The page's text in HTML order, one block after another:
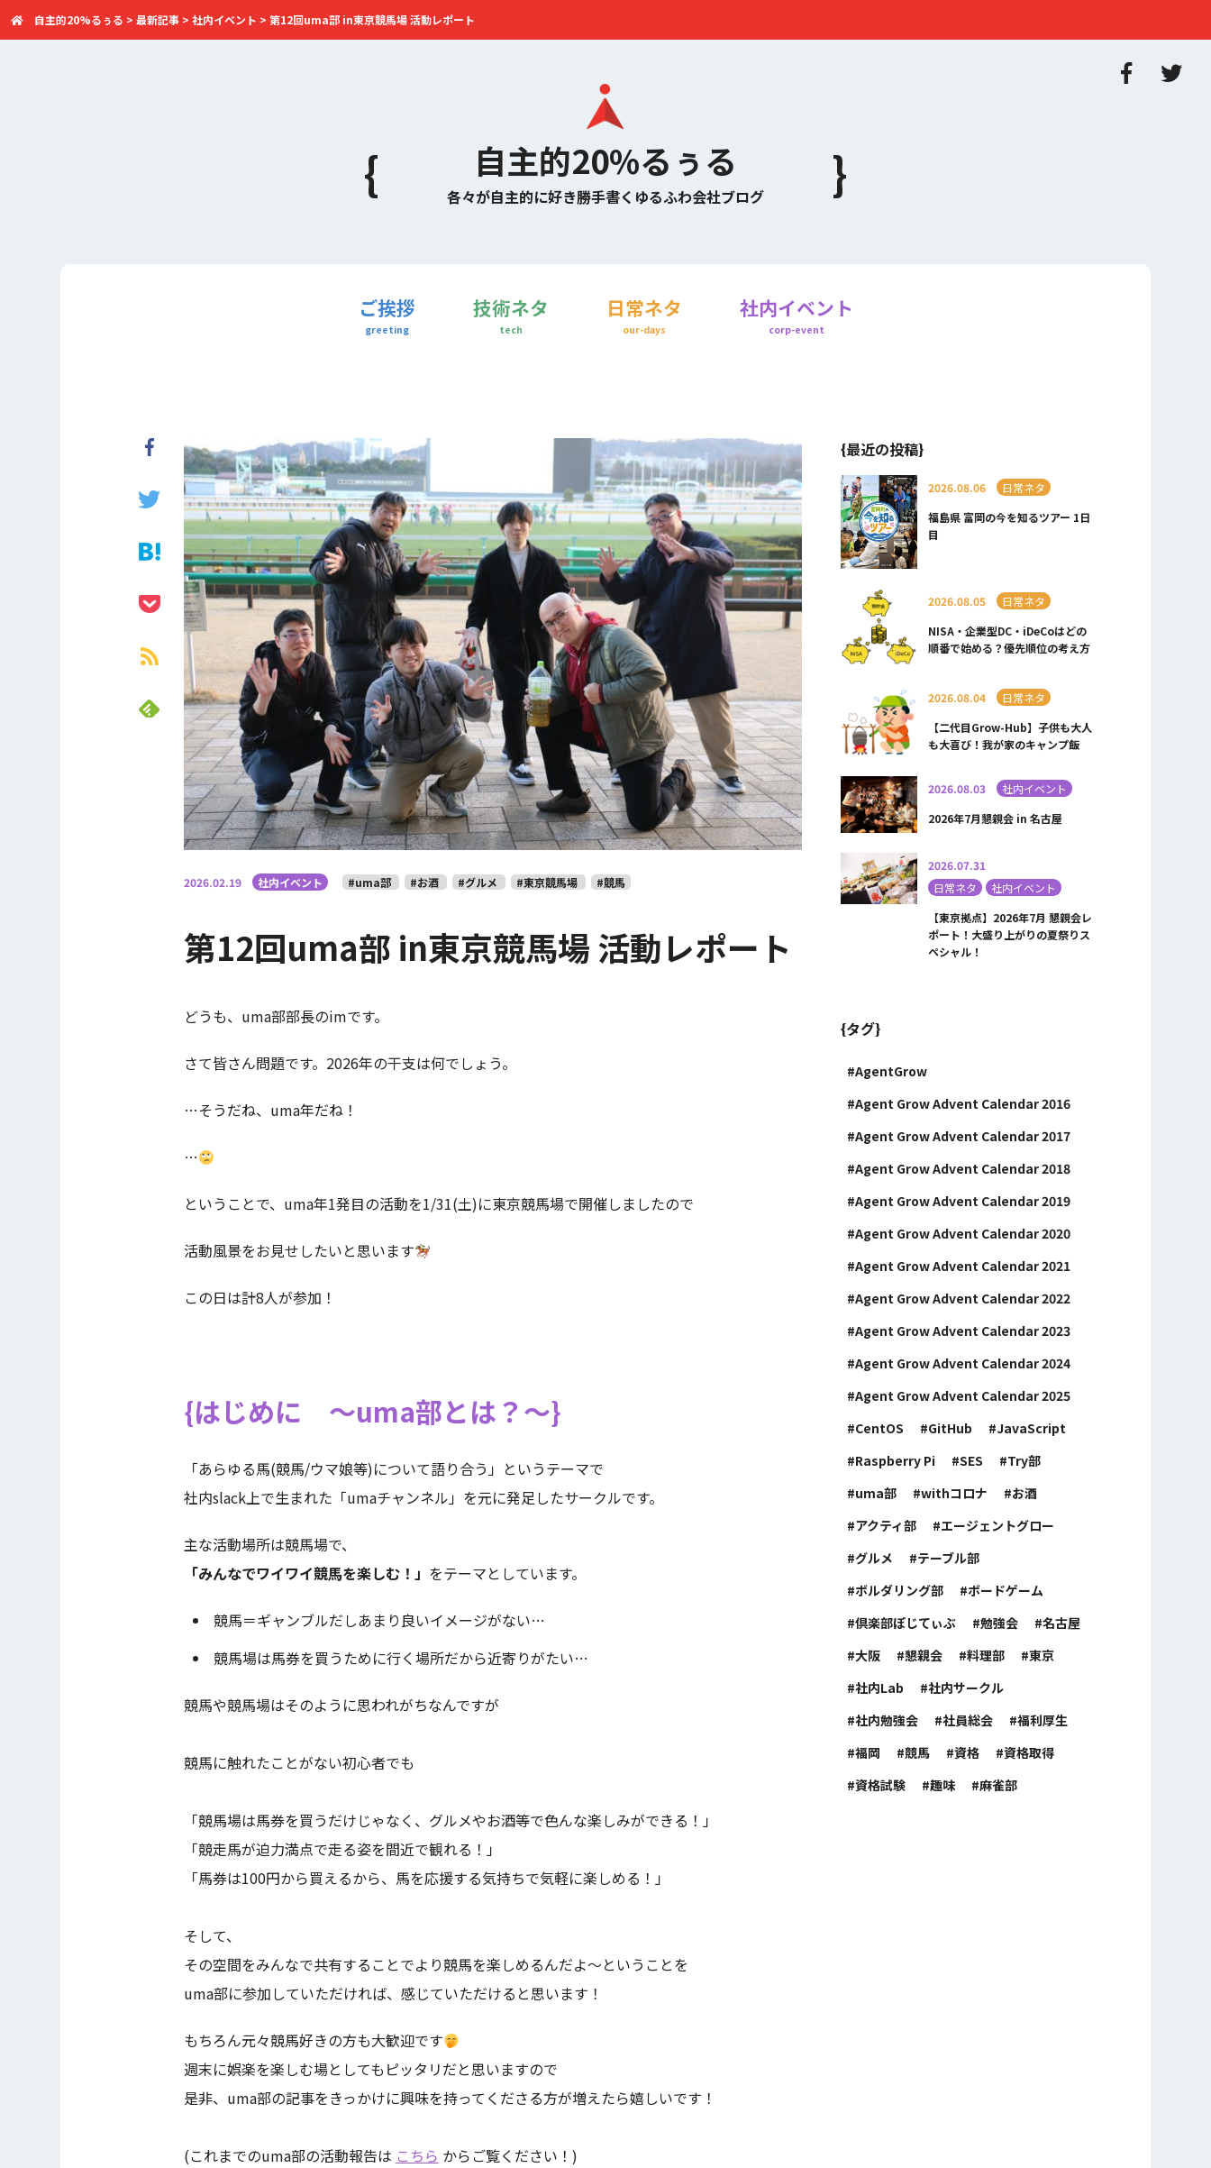
自主的20%るぅる
各々が自主的に好き勝手書くゆるふわ会社ブログ
自主的20%るぅる > 最新記事 > 社内イベント > 第12回uma部 in東京競馬場 活動レポート
ご挨拶
greeting
技術ネタ
tech
日常ネタ
our-days
社内イベント
corp-event
2026.02.19 社内イベント #uma部 #お酒 #グルメ #東京競馬場 #競馬
第12回uma部 in東京競馬場 活動レポート
どうも、uma部部長のimです。
さて皆さん問題です。2026年の干支は何でしょう。
…そうだね、uma年だね！
…
ということで、uma年1発目の活動を1/31(土)に東京競馬場で開催しましたので
活動風景をお見せしたいと思います
この日は計8人が参加！
はじめに ～uma部とは？～
「あらゆる馬(競馬/ウマ娘等)について語り合う」というテーマで
社内slack上で生まれた「umaチャンネル」を元に発足したサークルです。
主な活動場所は競馬場で、
「みんなでワイワイ競馬を楽しむ！」 をテーマとしています。
競馬＝ギャンブルだしあまり良いイメージがない…
競馬場は馬券を買うために行く場所だから近寄りがたい…
競馬や競馬場はそのように思われがちなんですが
競馬に触れたことがない初心者でも
「競馬場は馬券を買うだけじゃなく、グルメやお酒等で色んな楽しみができる！」
「競走馬が迫力満点で走る姿を間近で観れる！」
「馬券は100円から買えるから、馬を応援する気持ちで気軽に楽しめる！」
そして、
その空間をみんなで共有することでより競馬を楽しめるんだよ～ということを
uma部に参加していただければ、感じていただけると思います！
もちろん元々競馬好きの方も大歓迎です
週末に娯楽を楽しむ場としてもピッタリだと思いますので
是非、uma部の記事をきっかけに興味を持ってくださる方が増えたら嬉しいです！
(これまでのuma部の活動報告は こちら からご覧ください！)
{最近の投稿}
2026.08.06
日常ネタ
福島県 富岡の今を知るツアー 1日
目
2026.08.05
日常ネタ
NISA・企業型DC・iDeCoはどの
順番で始める？優先順位の考え方
2026.08.04
日常ネタ
【二代目Grow-Hub】子供も大人
も大喜び！我が家のキャンプ飯
2026.08.03
社内イベント
2026年7月懇親会 in 名古屋
2026.07.31
日常ネタ
社内イベント
【東京拠点】2026年7月 懇親会レ
ポート！大盛り上がりの夏祭りス
ペシャル！
{タグ}
AgentGrow
Agent Grow Advent Calendar 2016
Agent Grow Advent Calendar 2017
Agent Grow Advent Calendar 2018
Agent Grow Advent Calendar 2019
Agent Grow Advent Calendar 2020
Agent Grow Advent Calendar 2021
Agent Grow Advent Calendar 2022
Agent Grow Advent Calendar 2023
Agent Grow Advent Calendar 2024
Agent Grow Advent Calendar 2025
CentOS
GitHub
JavaScript
Raspberry Pi
SES
Try部
uma部
withコロナ
お酒
アクティ部
エージェントグロー
グルメ
テーブル部
ボルダリング部
ボードゲーム
倶楽部ぽじてぃぶ
勉強会
名古屋
大阪
懇親会 料理部
東京
社内Lab
社内サークル
社内勉強会
社員総会
福利厚生
福岡
競馬 資格
資格取得
資格試験
趣味 麻雀部